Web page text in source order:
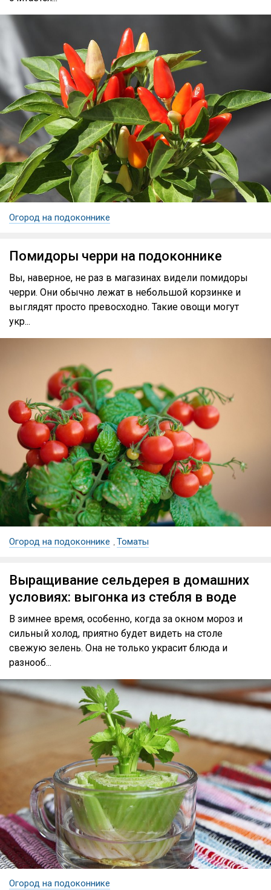
Огород на подоконнике
Помидоры черри на подоконнике
Вы, наверное, не раз в магазинах видели помидоры
черри. Они обычно лежат в небольшой корзинке и
выглядят просто превосходно. Такие овощи могут
укр...
Огород на подоконнике Томаты
Выращивание сельдерея в домашних
условиях: выгонка из стебля в воде
В зимнее время, особенно, когда за окном мороз и
сильный холод, приятно будет видеть на столе
свежую зелень. Она не только украсит блюда и
разнооб...
Огород на подоконнике